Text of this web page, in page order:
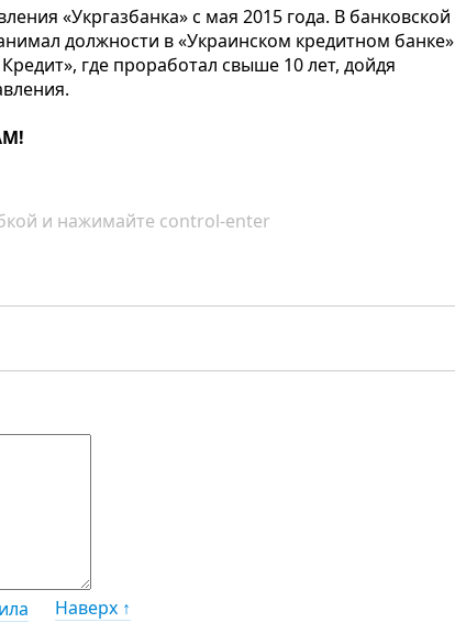
«Укргазбанка» с мая 2015 года. В банковской
должности в «Украинском кредитном банке»
где проработал свыше 10 лет, дойдя
и нажимайте control-enter
Наверх ↑